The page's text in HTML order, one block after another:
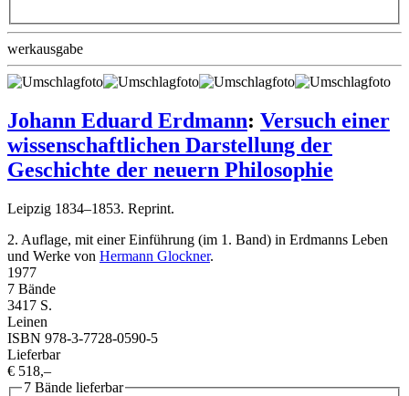
werkausgabe
Johann Eduard Erdmann: Versuch einer
wissenschaftlichen Darstellung der
Geschichte der neuern Philosophie
Leipzig 1834–1853. Reprint.
2. Auflage, mit einer Einführung (im 1. Band) in Erdmanns Leben
und Werke von Hermann Glockner.
1977
7 Bände
3417 S.
Leinen
ISBN 978-3-7728-0590-5
Lieferbar
€ 518,–
7 Bände lieferbar